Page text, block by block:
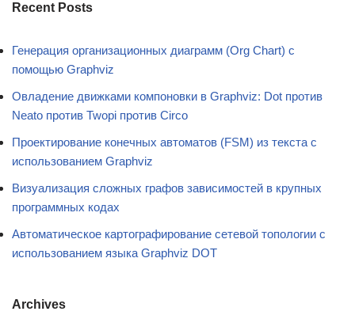
Recent Posts
Генерация организационных диаграмм (Org Chart) с
помощью Graphviz
Овладение движками компоновки в Graphviz: Dot против
Neato против Twopi против Circo
Проектирование конечных автоматов (FSM) из текста с
использованием Graphviz
Визуализация сложных графов зависимостей в крупных
программных кодах
Автоматическое картографирование сетевой топологии с
использованием языка Graphviz DOT
Archives